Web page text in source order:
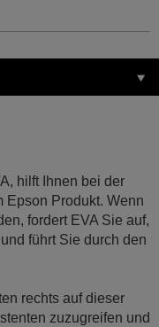
hilft Ihnen bei der
Epson Produkt. Wenn
fordert EVA Sie auf,
führt Sie durch den
rechts auf dieser
zuzugreifen und